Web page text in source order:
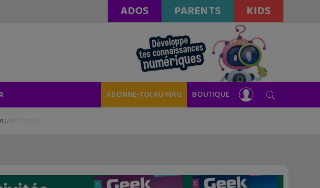
ADOS PARENTS KIDS
ABONNE-TOI AU MAG BOUTIQUE